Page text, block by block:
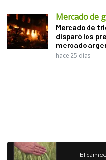
Mercado de
Mercado de
disparó los
mercado
hace 25 días
El